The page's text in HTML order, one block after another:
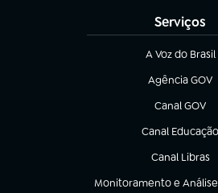
Serviços
A Voz do Brasil
(abre em nova
Agência GOV
(abre em nova
Canal GOV
(abre em
Canal Educação
(abre em nova
Canal Libras
(abre em nova
Monitoramento e
(abre em nova aba)